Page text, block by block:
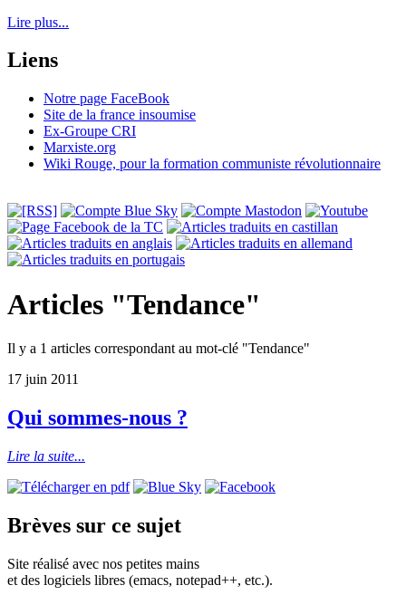
Lire plus...
Liens
Notre page FaceBook
Site de la france insoumise
Ex-Groupe CRI
Marxiste.org
Wiki Rouge, pour la formation communiste révolutionnaire
Articles "Tendance"
Il y a 1 articles correspondant au mot-clé "Tendance"
17 juin 2011
Qui sommes-nous ?
Lire la suite...
Brèves sur ce sujet
Site réalisé avec nos petites mains
et des logiciels libres (emacs, notepad++, etc.).